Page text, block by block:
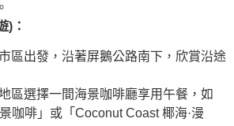
)：
區出發，沿著屏鵝公路南下，欣賞沿途
區選擇一間海景咖啡廳享用午餐，如
咖啡」或「Coconut Coast 椰海·漫